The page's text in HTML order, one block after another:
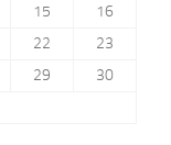
15
16
22
23
29
30